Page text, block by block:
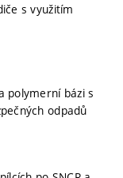
s využitím
polymerní bázi s
odpadů